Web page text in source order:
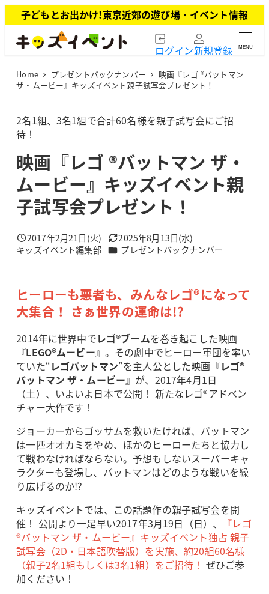
イ
子どもとお出かけ!東京近郊の遊び場・イベント情報
ログイン新規登録 MENU
Home プレゼントバックナンバー
映画『レゴ ®バットマン
ザ・ムービー』キッズイベント親子試写会プレゼント！
2名1組、3名1組で合計60名様を親子試写会にご招
待！
映画『レゴ ®バットマン ザ・
ムービー』キッズイベント親
子試写会プレゼント！
投稿日
2017年2月21日(火) 更新日
2025年8月13日(水)
著
キッズイベント編集部 カテゴリー
プレゼントバックナンバー
ヒーローも悪者も、みんなレゴ®になって
大集合！ さぁ世界の運命は!?
2014年に世界中でレゴ®ブームを巻き起こした映画
『LEGO®ムービー』。その劇中でヒーロー軍団を率い
ていた“レゴバットマン”を主人公とした映画『レゴ®
バットマン ザ・ムービー』が、2017年4月1日
（土）、いよいよ日本で公開！ 新たなレゴ®アドベン
チャー大作です！
ジョーカーからゴッサムを救いたければ、バットマン
は一匹オオカミをやめ、ほかのヒーローたちと協力し
て戦わなければならない。予想もしないスーパーキャ
ラクターも登場し、バットマンはどのような戦いを繰
り広げるのか!?
キッズイベントでは、この話題作の親子試写会を開
催！ 公開より一足早い2017年3月19日（日）、
『レゴ
®バットマン ザ・ムービー』キッズイベント独占 親子
試写会（2D・日本語吹替版）を実施、約20組60名様
（親子2名1組もしくは3名1組）をご招待！ ぜひご参
加ください！